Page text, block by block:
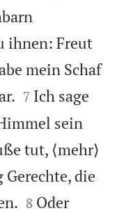
ihnen: Freut
mein Schaf


7 Ich sage
sein
tut, ⟨mehr⟩
die


8 Oder